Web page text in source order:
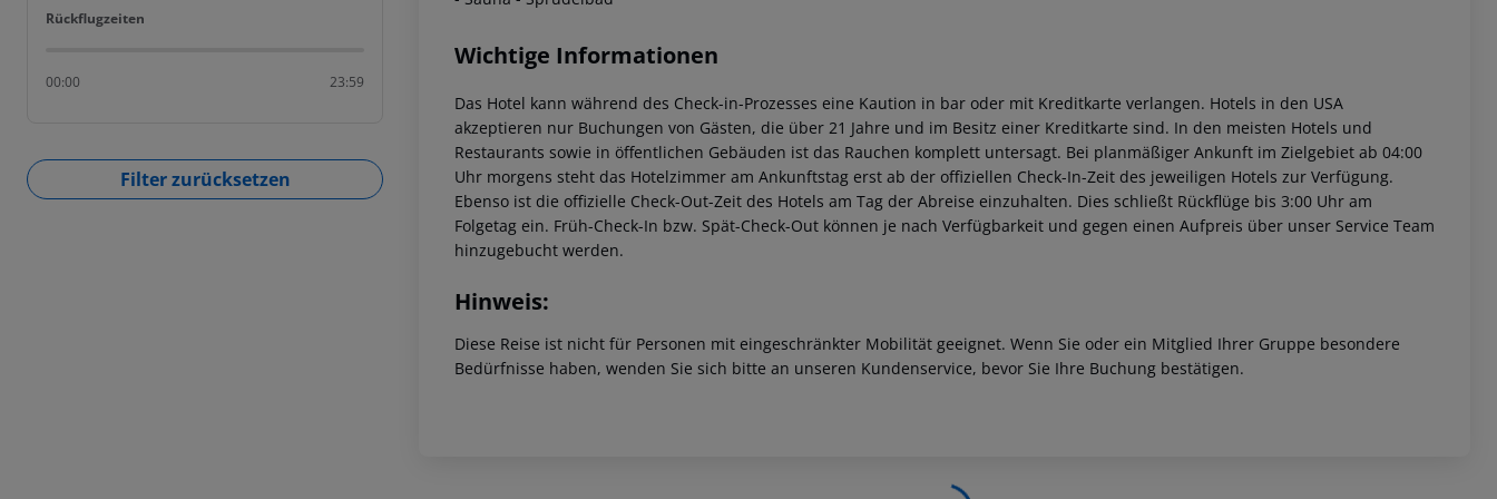
Rückflugzeiten
Rückflugzeiten
00:00 23:59
Filter zurücksetzen
Wichtige Informationen
Das Hotel kann während des Check-in-Prozesses eine Kaution in bar oder mit Kreditkarte verlangen. Hotels in den USA
akzeptieren nur Buchungen von Gästen, die über 21 Jahre und im Besitz einer Kreditkarte sind. In den meisten Hotels und
Restaurants sowie in öffentlichen Gebäuden ist das Rauchen komplett untersagt. Bei planmäßiger Ankunft im Zielgebiet ab 04:00
Uhr morgens steht das Hotelzimmer am Ankunftstag erst ab der offiziellen Check-In-Zeit des jeweiligen Hotels zur Verfügung.
Ebenso ist die offizielle Check-Out-Zeit des Hotels am Tag der Abreise einzuhalten. Dies schließt Rückflüge bis 3:00 Uhr am
Folgetag ein. Früh-Check-In bzw. Spät-Check-Out können je nach Verfügbarkeit und gegen einen Aufpreis über unser Service Team
hinzugebucht werden.
Hinweis:
Diese Reise ist nicht für Personen mit eingeschränkter Mobilität geeignet. Wenn Sie oder ein Mitglied Ihrer Gruppe besondere
Bedürfnisse haben, wenden Sie sich bitte an unseren Kundenservice, bevor Sie Ihre Buchung bestätigen.